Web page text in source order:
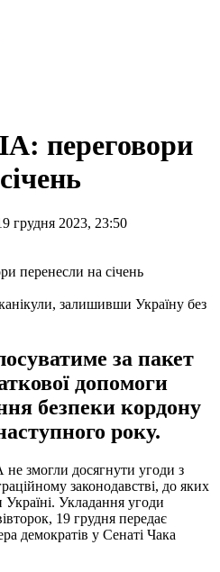
переговори
грудня 2023, 23:50
залишивши Україну без
за пакет
допомоги
безпеки кордону
року.
змогли досягнути угоди з
законодавстві, до яких
Укладання угоди
19 грудня передає
демократів у Сенаті Чака